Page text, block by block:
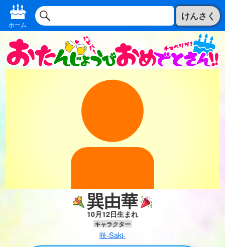
ホーム
けんさく
巽由華
10月12日生まれ
キャラクター
咲-Saki-